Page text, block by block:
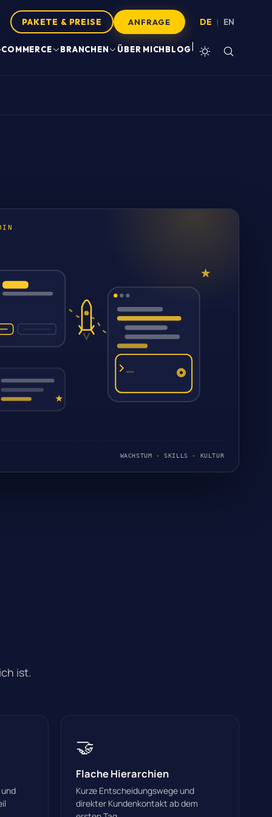
PAKETE & PREISE ANFRAGE DE | EN
BRANCHEN ÜBER MICHBLOG
WACHSTUM · SKILLS · KULTUR
ist.
🤝
Flache Hierarchien
Kurze Entscheidungswege und
direkter Kundenkontakt ab dem